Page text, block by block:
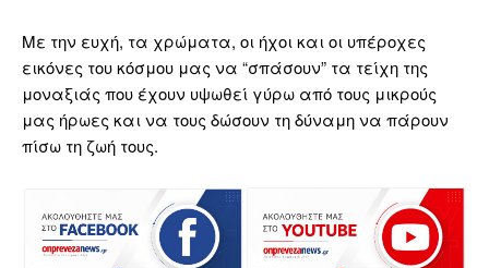
Με την ευχή, τα χρώματα, οι ήχοι και οι υπέροχες
εικόνες του κόσμου μας να “σπάσουν” τα τείχη της
μοναξιάς που έχουν υψωθεί γύρω από τους μικρούς
μας ήρωες και να τους δώσουν τη δύναμη να πάρουν
πίσω τη ζωή τους.